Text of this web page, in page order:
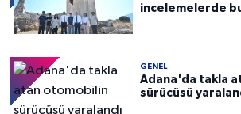
incelemelerde
GENEL
Adana'da takla
sürücüsü